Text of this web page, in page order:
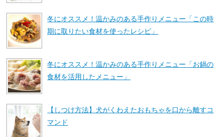
冬にオススメ！温かみのある手作りメニュー「この時
期に取りたい食材を使ったレシピ」
冬にオススメ！温かみのある手作りメニュー「お鍋の
食材を活用したメニュー」
【しつけ方法】犬がくわえたおもちゃを口から離すコ
マンド